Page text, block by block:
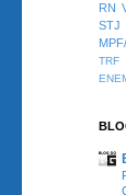
RN
STJ
TRF